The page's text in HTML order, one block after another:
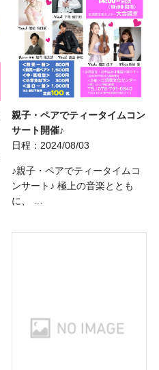
親子・ペアでティータイムコン
サート開催♪
日程：2024/08/03
♪親子・ペアでティータイムコ
ンサート♪ 極上の音楽ととも
に、 …